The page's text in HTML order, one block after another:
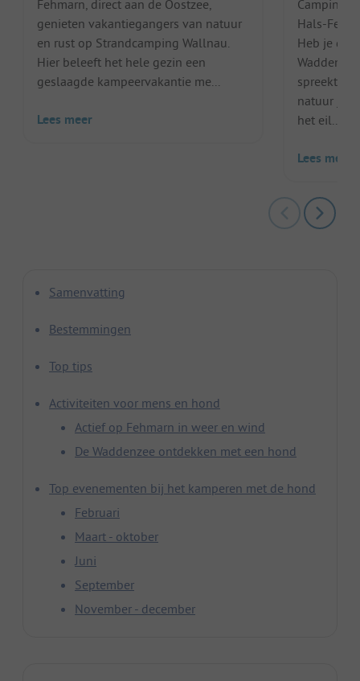
Fehmarn, direct aan de Oostzee,
genieten vakantiegangers van natuur
en rust op Strandcamping Wallnau.
Hier beleeft het hele gezin een
geslaagde kampeervakantie me...
Lees meer
Camping-
Hals-
Heb je de
spreekt de
natuur je
het eil...
Lees meer
Samenvatting
Bestemmingen
Top tips
Activiteiten voor mens en hond
Actief op Fehmarn in weer en wind
De Waddenzee ontdekken met een hond
Top evenementen bij het kamperen met de hond
Februari
Maart - oktober
Juni
September
November - december